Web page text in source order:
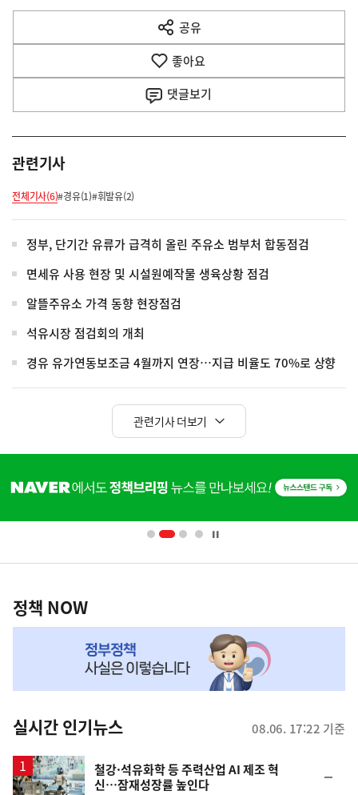
다
음
공유
열
기
좋아요
댓글보기
관련기사
전체기사(6)#경유(1)#휘발유(2)
정부, 단기간 유류가 급격히 올린 주유소 범부처 합동점검
면세유 사용 현장 및 시설원예작물 생육상황 점검
알뜰주유소 가격 동향 현장점검
석유시장 점검회의 개최
경유 유가연동보조금 4월까지 연장…지급 비율도 70%로 상향
관련기사 더보기
단
영
책
NOW,
뉴
스
정책 NOW
실시간 인기뉴스 08.06. 17:22 기준
철강·석유화학 등 주력산업 AI 제조 혁
신…잠재성장률 높인다